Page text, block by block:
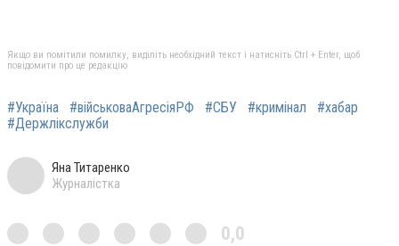
Якщо ви помітили помилку, виділіть необхідний текст і натисніть Ctrl + Enter, щоб
повідомити про це редакцію
#Україна #військоваАгресіяРФ #СБУ #кримінал
#хабар
#Держлікслужби
Яна Титаренко
Журналістка
0,0